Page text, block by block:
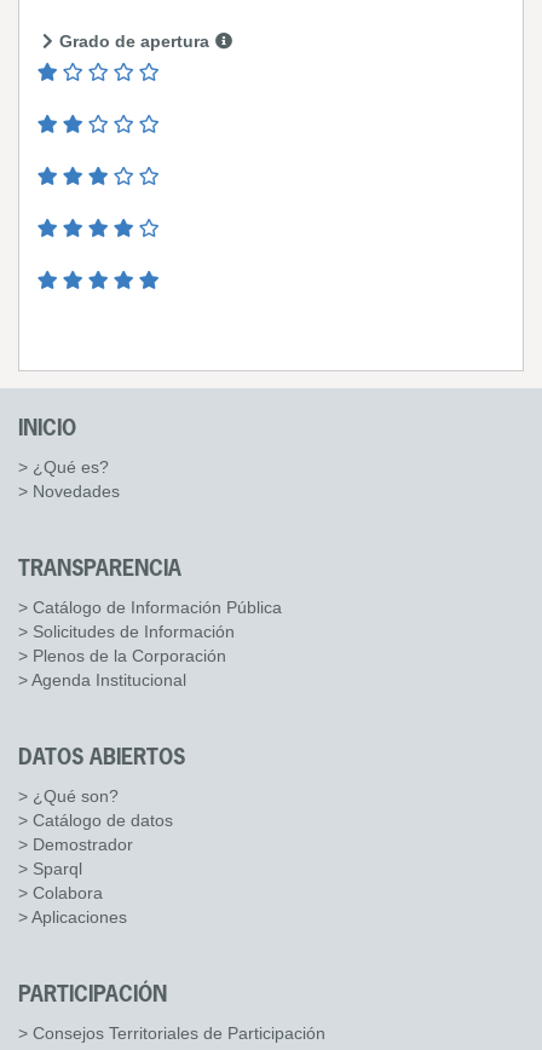
Grado de apertura
INICIO
> ¿Qué es?
> Novedades
TRANSPARENCIA
> Catálogo de Información Pública
> Solicitudes de Información
> Plenos de la Corporación
> Agenda Institucional
DATOS ABIERTOS
> ¿Qué son?
> Catálogo de datos
> Demostrador
> Sparql
> Colabora
> Aplicaciones
PARTICIPACIÓN
> Consejos Territoriales de Participación